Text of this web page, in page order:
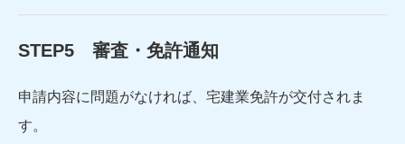
STEP5 審査・免許通知
申請内容に問題がなければ、宅建業免許が交付されま
す。